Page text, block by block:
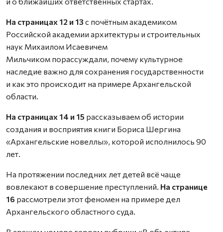
На страницах 12 и 13 с почётным академиком
Российской академии архитектуры и строительных
наук Михаилом Исаевичем
Мильчиком порассуждали, почему культурное
наследие важно для сохранения государственности
и как это происходит на примере Архангельской
области.
На страницах 14 и 15 рассказываем об истории
создания и восприятия книги Бориса Шергина
«Архангельские новеллы», которой исполнилось 90
лет.
На протяжении последних лет детей всё чаще
вовлекают в совершение преступлений. На странице
16 рассмотрели этот феномен на примере дел
Архангельского областного суда.